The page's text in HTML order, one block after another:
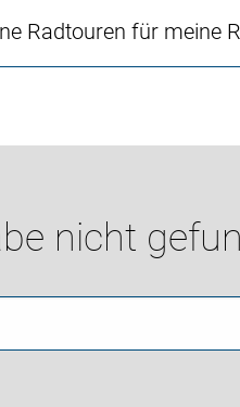
Radtouren für meine
nicht